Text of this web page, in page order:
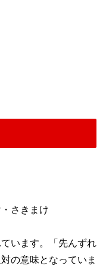
さきまけ
います。「先んずれ
の意味となっていま